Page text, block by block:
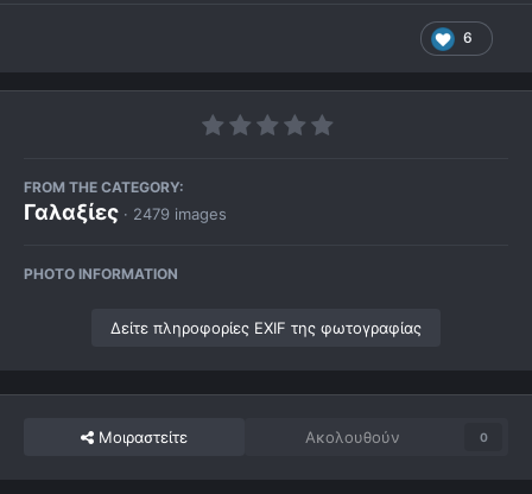
6
FROM THE CATEGORY:
Γαλαξίες · 2479 images
PHOTO INFORMATION
Δείτε πληροφορίες EXIF της φωτογραφίας
Μοιραστείτε Ακολουθούν 0